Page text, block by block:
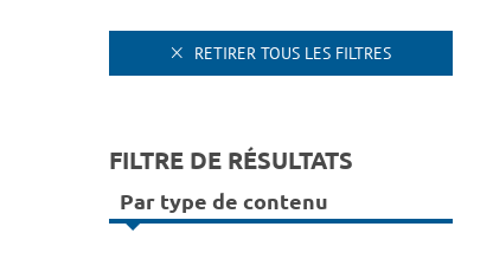
RETIRER TOUS LES FILTRES
FILTRE DE RÉSULTATS
Par type de contenu